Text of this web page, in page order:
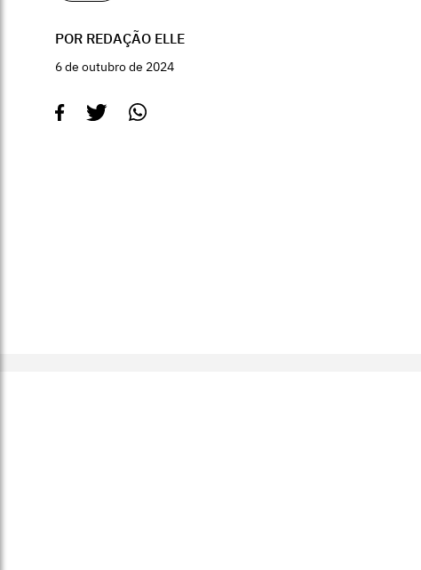
POR REDAÇÃO ELLE
6 de outubro de 2024